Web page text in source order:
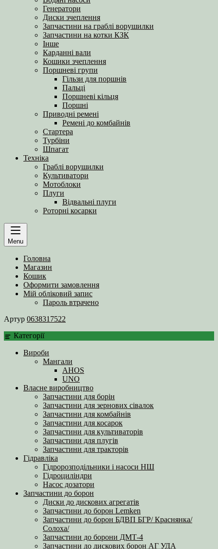
Генератори
Диски зчеплення
Запчастини на граблі ворушилки
Запчастини на котки КЗК
Інше
Карданні вали
Кошики зчеплення
Поршневі групи
Гільзи для поршнів
Пальці
Поршневі кільця
Поршні
Приводні ремені
Ремені до комбайнів
Стартера
Турбіни
Шпагат
Техніка
Граблі ворушилки
Культиватори
Мотоблоки
Плуги
Відвальні плуги
Роторні косарки
Menu
Головна
Магазин
Кошик
Оформити замовлення
Мій обліковий запис
Пароль втрачено
Артур 0638317522
Категорії
Вироби
Мангали
AHOS
UNO
Власне виробництво
Запчастини для борін
Запчастини для зернових сівалок
Запчастини для комбайнів
Запчастини для косарок
Запчастини для культиваторів
Запчастини для плугів
Запчастини для тракторів
Гідравліка
Гідророзподільники і насоси НШ
Гідроциліндри
Насос дозатори
Запчастини до борон
Диски до дискових агрегатів
Запчастини до борон Lemken
Запчастини до борон БДВП БГР/ Краснянка/
Солоха/
Запчастини до борони ДМТ-4
Запчастини до дискових борон АГ УДА